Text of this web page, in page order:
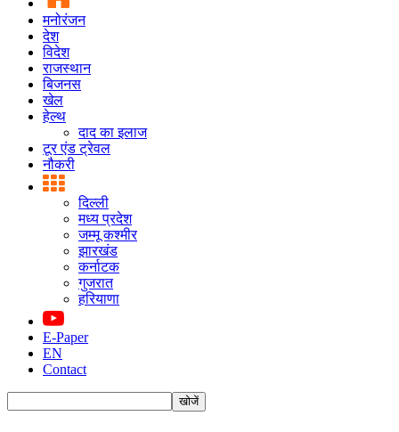
मनोरंजन
देश
विदेश
राजस्थान
बिजनस
खेल
हेल्थ
दाद का इलाज
टूर एंड ट्रेवल
नौकरी
दिल्ली
मध्य प्रदेश
जम्मू कश्मीर
झारखंड
कर्नाटक
गुजरात
हरियाणा
E-Paper
EN
Contact